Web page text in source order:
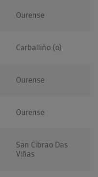
Ourense
Carballiño (o)
Ourense
Ourense
San Cibrao Das
Viñas